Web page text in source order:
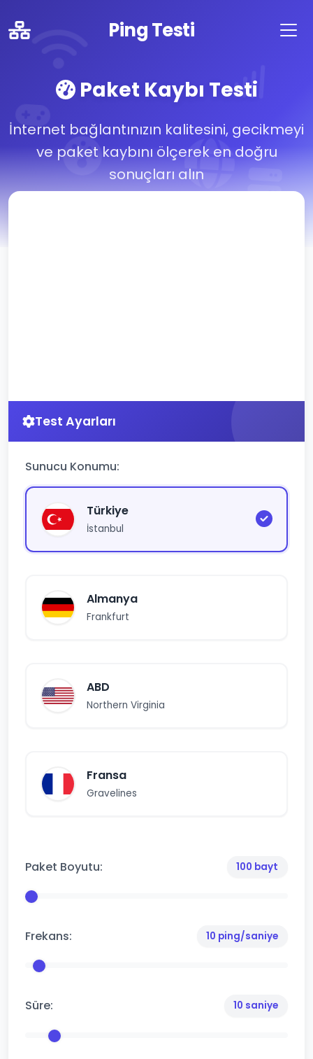
Ping Testi
Paket Kaybı Testi
İnternet bağlantınızın kalitesini, gecikmeyi
ve paket kaybını ölçerek en doğru
sonuçları alın
Test Ayarları
Sunucu Konumu:
Türkiye
İstanbul
Almanya
Frankfurt
ABD
Northern Virginia
Fransa
Gravelines
Paket Boyutu: 100 bayt
Frekans: 10 ping/saniye
Süre: 10 saniye